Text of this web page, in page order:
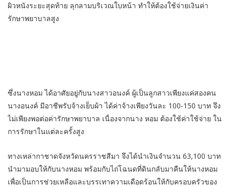
ผิวหนังระยะสุดท้าย ลุกลามบริเวณใบหน้า ทำให้ต้องใช้จ่ายเงินค่า
รักษาพยาบาลสูง
ซึ่งนางหอม ได้อาศัยอยู่กับนางสาวอนงค์ ผู้เป็นลูกสาวเพียงแค่สองคน
นางอนงค์ มีอาชีพรับจ้างเย็บผ้า ได้ค่าจ้างเพียงวันละ 100-150 บาท จึง
ไม่เพียงพอต่อค่ารักษาพยาบาล เนื่องจากนาง หอม ต้องใช้ค่าใช้จ่าย ใน
การรักษาในแต่ละครั้งสูง
ทางเหล่ากาชาดจังหวัดนครราชสีมา จึงได้นำเงินจำนวน 63,100 บาท
นำมามอบให้กับนางหอม พร้อมกับไถ่โฉนดที่ดินกลับมาคืนให้นางหอม
เพื่อเป็นการช่วยเหลือและบรรเทาความเดือดร้อนให้กับครอบครัวของ